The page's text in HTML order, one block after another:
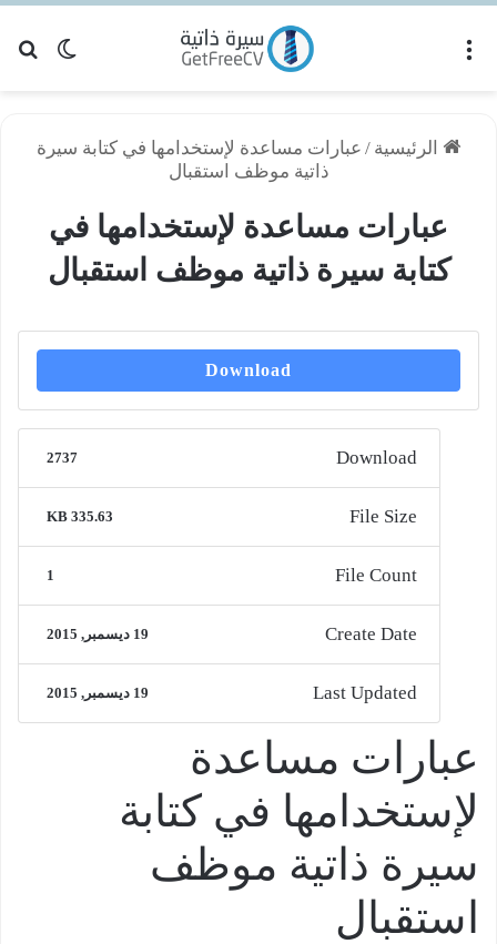
الوضع
الرئيسية / عبارات مساعدة لإستخدامها في كتابة سيرة
ذاتية موظف استقبال
عبارات مساعدة لإستخدامها في
كتابة سيرة ذاتية موظف استقبال
Download
Download
2737
File Size
335.63 KB
File Count
1
Create Date 19 ديسمبر, 2015
Last Updated 19 ديسمبر, 2015
عبارات مساعدة
لإستخدامها في كتابة
سيرة ذاتية موظف
استقبال